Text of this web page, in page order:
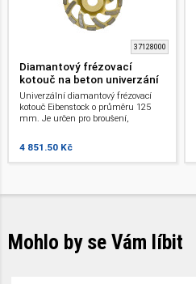
37128000
Diamantový frézovací
kotouč na beton univerzání
125 mm ELS
Univerzální diamantový frézovací
kotouč Eibenstock o průměru 125
mm. Je určen pro broušení,
sanační frézku s dlouhým krkem
ELS. Pro renovaci a sanaci.
4 851.50 Kč
Mohlo by se Vám líbit